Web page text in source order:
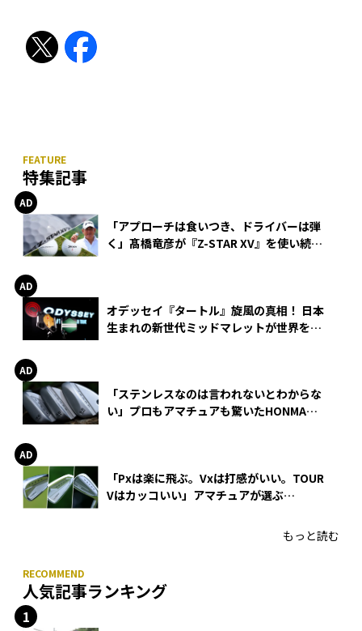
特集記事
「アプローチは食いつき、ドライバーは弾
く」髙橋竜彦が『Z-STAR XV』を使い続け
オデッセイ『タートル』旋風の真相！ 日本
生まれの新世代ミッドマレットが世界を席
「ステンレスなのは言われないとわからな
い」プロもアマチュアも驚いたHONMA
「Pxは楽に飛ぶ。Vxは打感がいい。TOUR
Vはカッコいい」アマチュアが選ぶ
もっと読む
人気記事ランキング